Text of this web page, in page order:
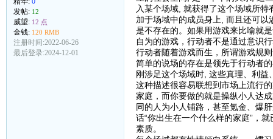
发帖: 12
威望: 12 点
金钱: 120 RMB
注册时间:2022-06-26
最后登录:2024-12-01
入某个场域, 就获得了这个场域所
加于场域中的成员身上, 而且还可
是不存在的。如果用游戏来比喻就
自为的游戏，行动者不是通过意识
行动者随着游戏而生，所谓游戏规
简单的说场的存在是领先于行动者
刚涉足这个场域时, 这些真理、利益
这种描述很容易联想到市场上流行
家庭，而你要做的就是操纵小人达
同的人为小人铺路，甚至氪金、爆
话“你出生在一个什么样的家庭”，
素质。